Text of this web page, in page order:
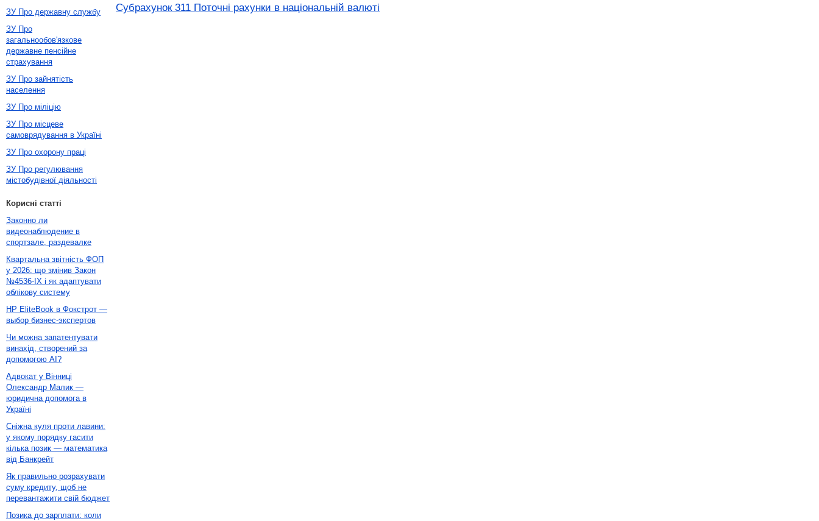
Субрахунок 311 Поточні рахунки в національній валюті
ЗУ Про державну службу
ЗУ Про
загальнообов'язкове
державне пенсійне
страхування
ЗУ Про зайнятість
населення
ЗУ Про міліцію
ЗУ Про місцеве
самоврядування в Україні
ЗУ Про охорону праці
ЗУ Про регулювання
містобудівної діяльності
Корисні статті
Законно ли
видеонаблюдение в
спортзале, раздевалке
Квартальна звітність ФОП
у 2026: що змінив Закон
№4536-IX і як адаптувати
облікову систему
HP EliteBook в Фокстрот —
выбор бизнес-экспертов
Чи можна запатентувати
винахід, створений за
допомогою AI?
Адвокат у Вінниці
Олександр Малик —
юридична допомога в
Україні
Сніжна куля проти лавини:
у якому порядку гасити
кілька позик — математика
від Банкрейт
Як правильно розрахувати
суму кредиту, щоб не
перевантажити свій бюджет
Позика до зарплати: коли